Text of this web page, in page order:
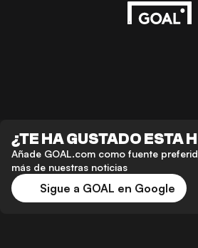
¿TE HA GUSTADO ESTA
Añade GOAL.com como fuente
más de nuestras noticias
Sigue a GOAL en Google